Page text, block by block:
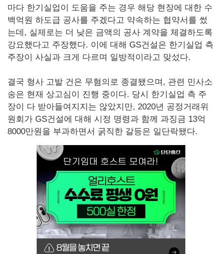
마다 한기실업이 도움을 주는 경우 해당 현장에 대한 수
백억원 하도급 공사를 주겠다고 약속하는 협약서를 썼
는데, 실제로는 더 낮은 금액의 공사 계약을 체결하도록
강요했다고 주장했다. 이에 대해 GS건설은 한기실업 측
주장이 사실과 크게 다르며 일방적이라고 맞섰다.
결국 형사 고발 건은 무혐의로 종결됐으며, 관련 민사소
송은 현재 상고심이 진행 중이다. 당시 한기실업 측 주
장이 다 받아들여지지는 않았지만, 2020년 공정거래위
원회가 GS건설에 대해 시정 명령과 함께 과징금 13억
8000만원을 부과하면서 굵직한 갈등은 일단락됐다.